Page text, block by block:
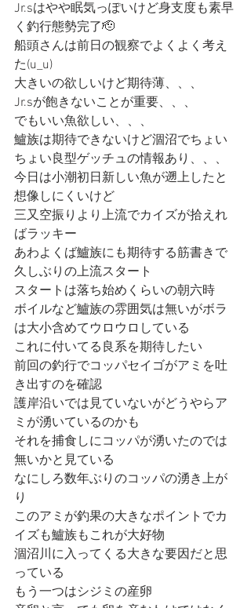
Jr.sはやや眠気っぽいけど身支度も素早
く釣行態勢完了🫡
船頭さんは前日の観察でよくよく考え
た(u_u)
大きいの欲しいけど期待薄、、、
Jr.sが飽きないことが重要、、、
でもいい魚欲しい、、、
鱸族は期待できないけど涸沼でちょい
ちょい良型ゲッチュの情報あり、、、
今日は小潮初日新しい魚が遡上したと
想像しにくいけど
三又空振りより上流でカイズが拾えれ
ばラッキー
あわよくば鱸族にも期待する筋書きで
久しぶりの上流スタート
スタートは落ち始めくらいの朝六時
ボイルなど鱸族の雰囲気は無いがボラ
は大小含めてウロウロしている
これに付いてる良系を期待したい
前回の釣行でコッパセイゴがアミを吐
き出すのを確認
護岸沿いでは見ていないがどうやらア
ミが湧いているのかも
それを捕食しにコッパが湧いたのでは
無いかと見ている
なにしろ数年ぶりのコッパの湧き上が
り
このアミが釣果の大きなポイントでカ
イズも鱸族もこれが大好物
涸沼川に入ってくる大きな要因だと思
っている
もう一つはシジミの産卵